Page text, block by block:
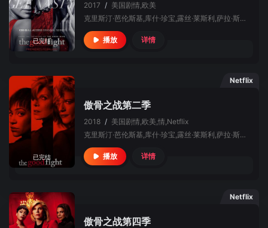
已完结
2017 / 美国剧情,欧美
克里斯汀·芭伦斯基,库什·珍宝,露丝·莱斯利,萨拉·斯蒂尔,德尔罗伊·林多,保罗·吉尔福伊尔,伯纳黛特·彼得斯,盖瑞·科尔,扎克·格雷尼尔,杰里·阿德勒,贾斯汀·巴萨,卡丽·普雷斯顿,海伦娜·约克,艾伦·特维特
播放 详情
Netflix
已完结
傲骨之战第二季
2018 / 美国剧情,欧美,情,Netflix
克里斯汀·芭伦斯基,库什·珍宝,露丝·莱斯利,萨拉·斯蒂尔,贾斯汀·巴萨,德尔罗伊·林多,奥德拉·麦克唐纳,迈克尔·波特曼,尼扬比·尼扬比,布莱恩·斯托克斯·米切尔,保罗·吉尔福伊尔,艾丽卡·塔泽尔,杰里·阿德勒,杰妮·霍蒂谢尔,德鲁·盖林,简·林奇,伯纳黛特·彼得斯,海伦娜·约克
播放 详情
Netflix
傲骨之战第四季